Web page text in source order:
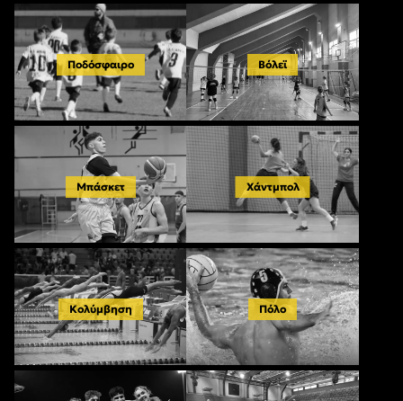
Ποδόσφαιρο Βόλεϊ
Μπάσκετ Χάντμπολ
Κολύμβηση Πόλο